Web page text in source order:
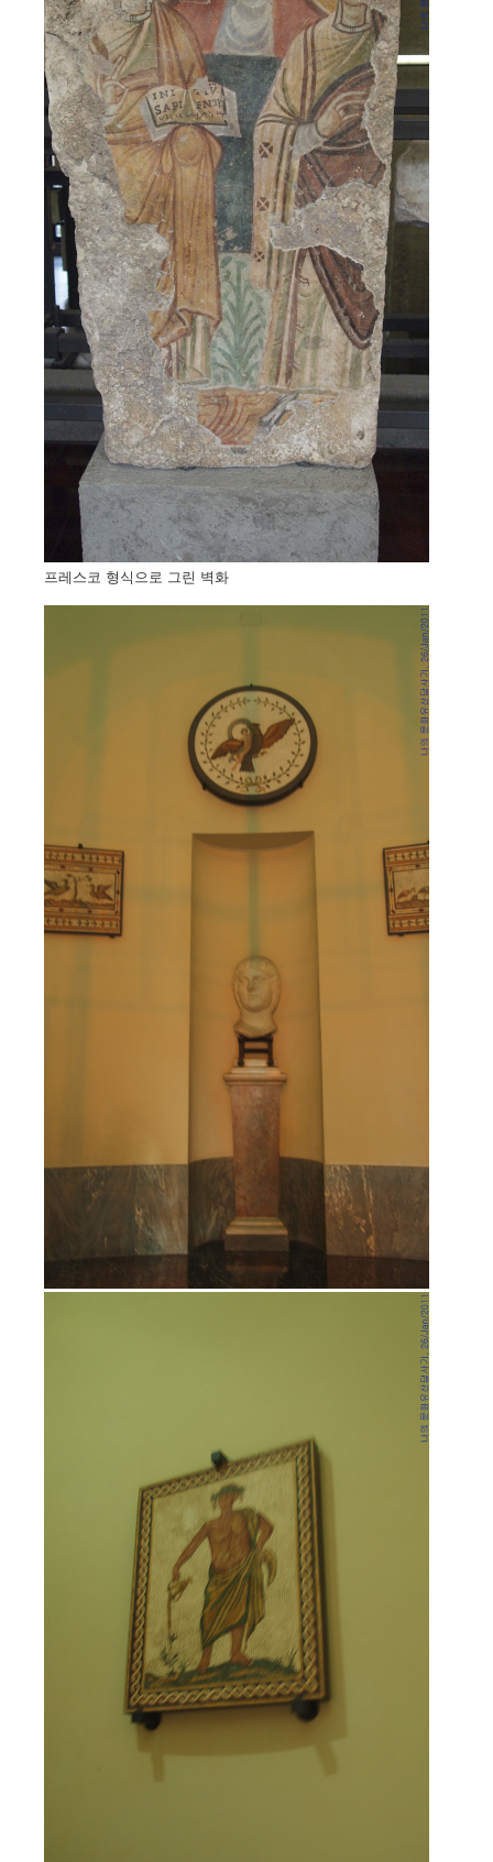
프레스코 형식으로 그린 벽화